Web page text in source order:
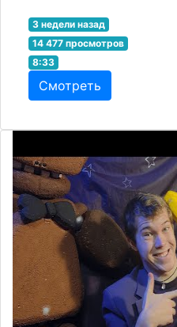
3 недели назад
14 477 просмотров
8:33
Смотреть